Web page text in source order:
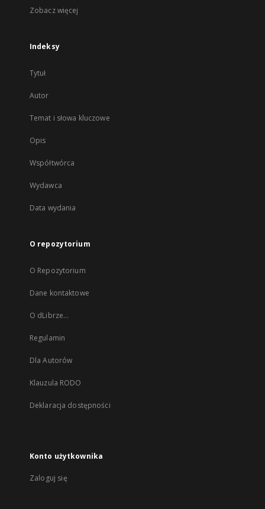
Zobacz więcej
Indeksy
Tytuł
Autor
Temat i słowa kluczowe
Opis
Współtwórca
Wydawca
Data wydania
O repozytorium
O Repozytorium
Dane kontaktowe
O dLibrze...
Regulamin
Dla Autorów
Klauzula RODO
Deklaracja dostępności
Konto użytkownika
Zaloguj się